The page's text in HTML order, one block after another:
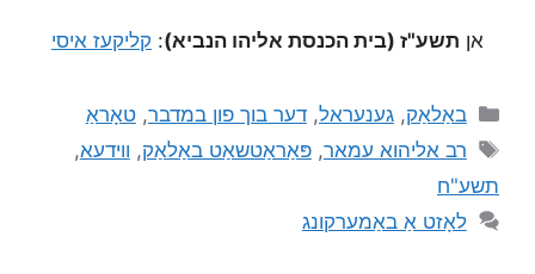
אן תשע"ז (בית הכנסת אליהו הנביא): קליקעז איסי
באַלאַק,גענעראל,דער בוך פון במדבר,טאָראַ
רב אליהוא עמאר,פּאַראַטשאַט באַלאַק, ווידעא,
תשע"ח
לאָזט אַ באַמערקונג